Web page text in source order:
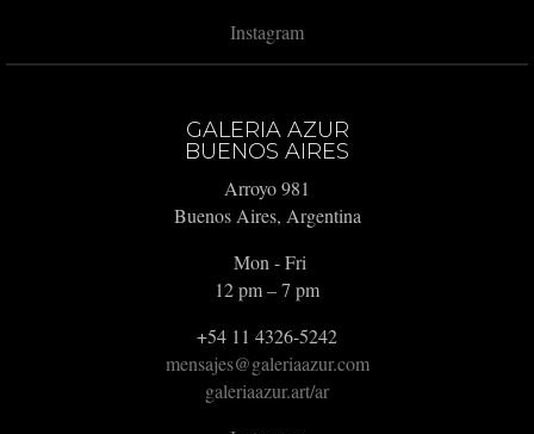
Instagram
GALERIA AZUR
BUENOS AIRES
Arroyo 981
Buenos Aires, Argentina
Mon - Fri
12 pm – 7 pm
+54 11 4326-5242
mensajes@galeriaazur.com
galeriaazur.art/ar